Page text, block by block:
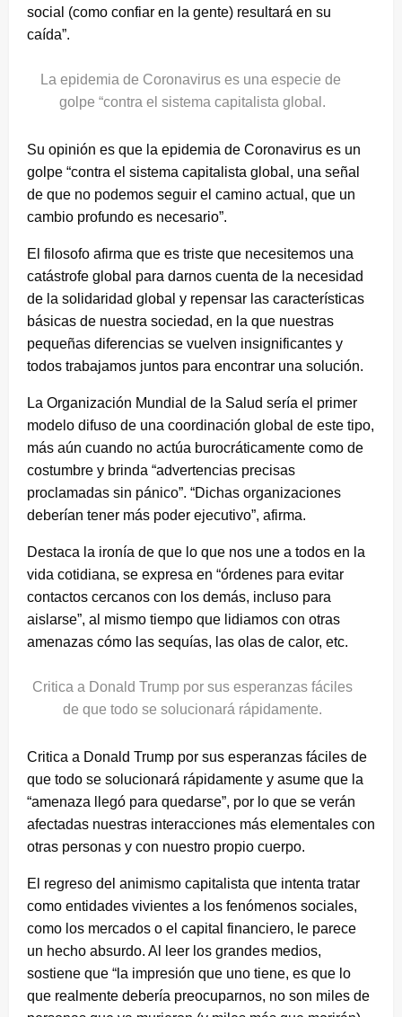
social (como confiar en la gente) resultará en su
caída”.
La epidemia de Coronavirus es una especie de
golpe “contra el sistema capitalista global.
Su opinión es que la epidemia de Coronavirus es un
golpe “contra el sistema capitalista global, una señal
de que no podemos seguir el camino actual, que un
cambio profundo es necesario”.
El filosofo afirma que es triste que necesitemos una
catástrofe global para darnos cuenta de la necesidad
de la solidaridad global y repensar las características
básicas de nuestra sociedad, en la que nuestras
pequeñas diferencias se vuelven insignificantes y
todos trabajamos juntos para encontrar una solución.
La Organización Mundial de la Salud sería el primer
modelo difuso de una coordinación global de este tipo,
más aún cuando no actúa burocráticamente como de
costumbre y brinda “advertencias precisas
proclamadas sin pánico”. “Dichas organizaciones
deberían tener más poder ejecutivo”, afirma.
Destaca la ironía de que lo que nos une a todos en la
vida cotidiana, se expresa en “órdenes para evitar
contactos cercanos con los demás, incluso para
aislarse”, al mismo tiempo que lidiamos con otras
amenazas cómo las sequías, las olas de calor, etc.
Critica a Donald Trump por sus esperanzas fáciles
de que todo se solucionará rápidamente.
Critica a Donald Trump por sus esperanzas fáciles de
que todo se solucionará rápidamente y asume que la
“amenaza llegó para quedarse”, por lo que se verán
afectadas nuestras interacciones más elementales con
otras personas y con nuestro propio cuerpo.
El regreso del animismo capitalista que intenta tratar
como entidades vivientes a los fenómenos sociales,
como los mercados o el capital financiero, le parece
un hecho absurdo. Al leer los grandes medios,
sostiene que “la impresión que uno tiene, es que lo
que realmente debería preocuparnos, no son miles de